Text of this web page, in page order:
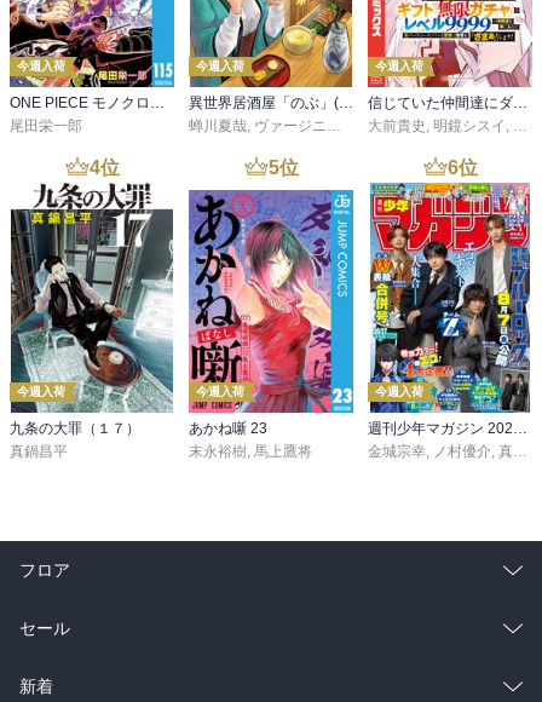
今週入荷
ONE PIECE モノクロ版 115
尾田栄一郎
今週入荷
異世界居酒屋「のぶ」(22)
蝉川夏哉, ヴァージニア二等兵 ,転
今週入荷
信じていた仲間達にダンジョン奥地で殺されかけたがギフト『無限ガチャ』でレベル９９９９の仲間達を手に入れて元パーティーメンバーと世界に復讐＆『ざまぁ！』します！（２３）
大前貴史 , 明鏡シスイ , ｔ
4位
今週入荷
九条の大罪（１７）
真鍋昌平
5位
今週入荷
あかね噺 23
末永裕樹, 馬上鷹将
6位
今週入荷
週刊少年マガジン 2026年36・37号[2026年8月5日発売]
金城宗幸, ノ村優介, 真島ヒロ
フロア
総合
ラノベ
セール
総合
新着